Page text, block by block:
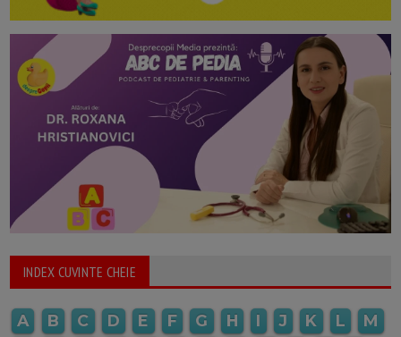
INDEX CUVINTE CHEIE
A B C D E F G H I J K L
M